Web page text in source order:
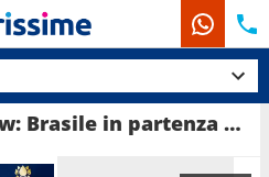
Crociera MSC Seaview: Brasile in partenza da Santos